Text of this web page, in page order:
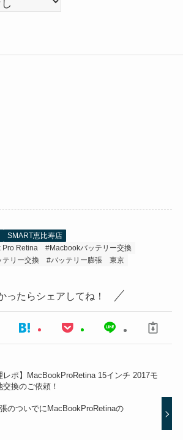
SMART恵比寿店
Pro Retina
#Macbookバッテリー交換
テリー交換 #バッテリー膨張 東京
ったらシェアしてね！
レポ】MacBookProRetina 15インチ 2017モ
換のご依頼！
のついでにMacBookProRetinaの